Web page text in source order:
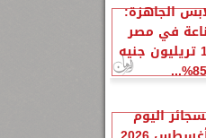
الجاهزة:
في مصر
يتجاوز 1.15 تريليون جنيه
اليوم